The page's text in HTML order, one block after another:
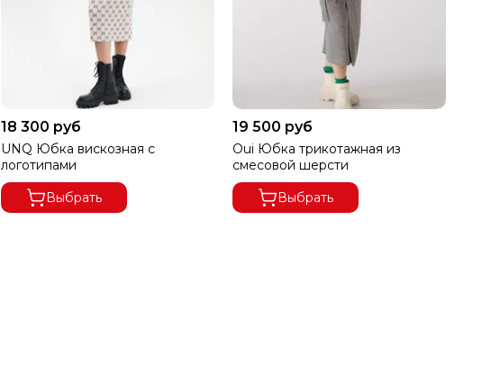
18 300 руб
UNQ Юбка вискозная с
логотипами
Выбрать
19 500 руб
Oui Юбка трикотажная из
смесовой шерсти
Выбрать